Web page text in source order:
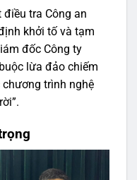
điều tra Công an
khởi tố và tạm
đốc Công ty
lừa đảo chiếm
trình nghệ